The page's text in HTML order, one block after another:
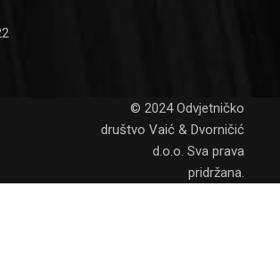
© 2024 Odvjetničko
društvo Vaić & Dvorničić
d.o.o. Sva prava
pridržana.